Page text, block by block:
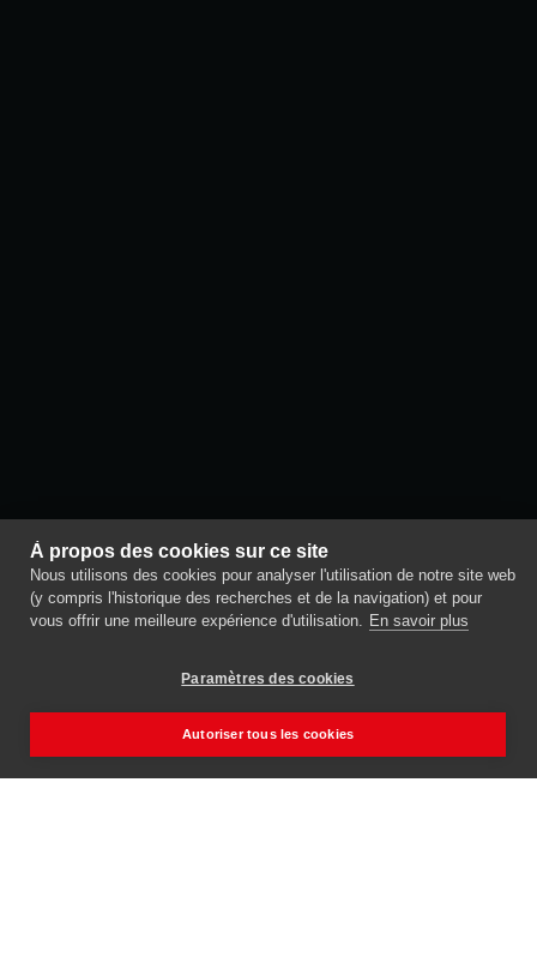
À propos des cookies sur ce site
Nous utilisons des cookies pour analyser l'utilisation de notre site web
(y compris l'historique des recherches et de la navigation) et pour
vous offrir une meilleure expérience d'utilisation. En savoir plus
Paramètres des cookies
Autoriser tous les cookies